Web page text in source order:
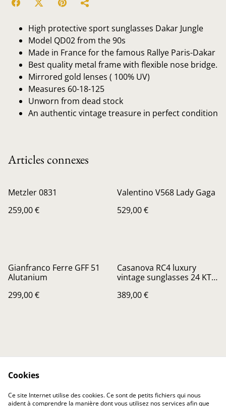
High protective sport sunglasses Dakar Jungle
Model QD02 from the 90s
Made in France for the famous Rallye Paris-Dakar
Best quality metal frame with flexible nose bridge.
Mirrored gold lenses ( 100% UV)
Measures 60-18-125
Unworn from dead stock
An authentic vintage treasure in perfect condition
Articles connexes
Metzler 0831
259,00 €
Valentino V568 Lady Gaga
529,00 €
Gianfranco Ferre GFF 51
Alutanium
299,00 €
Casanova RC4 luxury
vintage sunglasses 24 KT
389,00 €
Politique de
Politique de cookies
Cookies
Ce site Internet utilise des cookies. Ce sont de petits fichiers qui nous
aident à comprendre la manière dont vous utilisez nos services afin que